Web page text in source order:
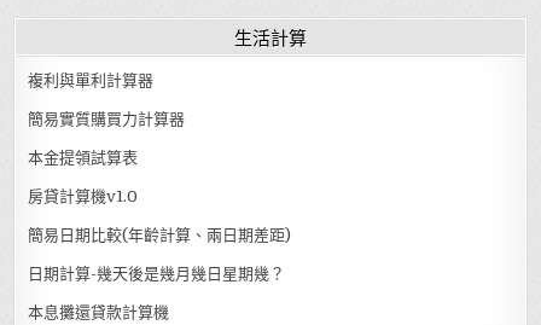
生活計算
複利與單利計算器
簡易實質購買力計算器
本金提領試算表
房貸計算機v1.0
簡易日期比較(年齡計算、兩日期差距)
日期計算-幾天後是幾月幾日星期幾？
本息攤還貸款計算機